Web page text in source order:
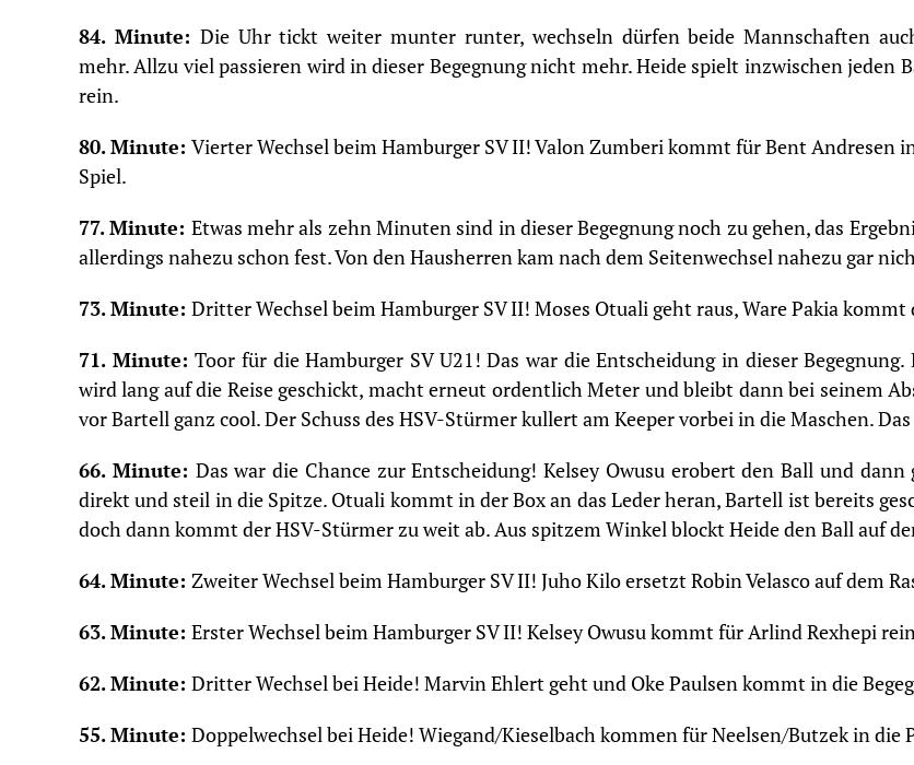
84. Minute: Die Uhr tickt weiter munter runter, wechseln dürfen beide Mannschaften
mehr. Allzu viel passieren wird in dieser Begegnung nicht mehr. Heide spielt inzwischen jeden
rein.
80. Minute: Vierter Wechsel beim Hamburger SV II! Valon Zumberi kommt für Bent Andresen
Spiel.
77. Minute: Etwas mehr als zehn Minuten sind in dieser Begegnung noch zu gehen, das
allerdings nahezu schon fest. Von den Hausherren kam nach dem Seitenwechsel nahezu gar
73. Minute: Dritter Wechsel beim Hamburger SV II! Moses Otuali geht raus, Ware Pakia kommt
71. Minute:Toor für die Hamburger SV U21! Das war die Entscheidung in dieser Begegnung.
wird lang auf die Reise geschickt, macht erneut ordentlich Meter und bleibt dann bei seinem
vor Bartell ganz cool. Der Schuss des HSV-Stürmer kullert am Keeper vorbei in die Maschen.
66. Minute: Das war die Chance zur Entscheidung! Kelsey Owusu erobert den Ball und dann
direkt und steil in die Spitze. Otuali kommt in der Box an das Leder heran, Bartell ist bereits
doch dann kommt der HSV-Stürmer zu weit ab. Aus spitzem Winkel blockt Heide den Ball auf
64. Minute: Zweiter Wechsel beim Hamburger SV II! Juho Kilo ersetzt Robin Velasco auf dem
63. Minute: Erster Wechsel beim Hamburger SV II! Kelsey Owusu kommt für Arlind Rexhepi
62. Minute: Dritter Wechsel bei Heide! Marvin Ehlert geht und Oke Paulsen kommt in die
55. Minute: Doppelwechsel bei Heide! Wiegand/Kieselbach kommen für Neelsen/Butzek in die